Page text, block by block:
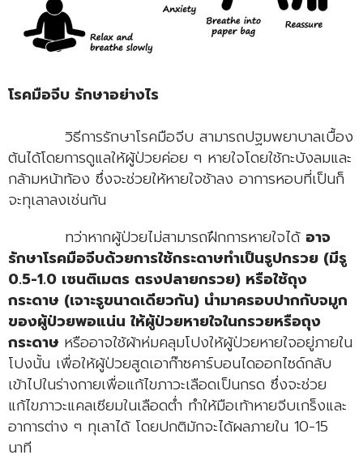
โรคมือจีบ รักษาอย่างไร
วิธีการรักษาโรคมือจีบ สามารถปฐมพยาบาลเบื้อง
ต้นได้โดยการดูแลให้ผู้ป่วยค่อย ๆ หายใจโดยใช้กะบังลมและ
กล้ามหน้าท้อง ซึ่งจะช่วยให้หายใจช้าลง อาการหอบที่เป็นก็
จะทุเลาลงเช่นกัน
ทว่าหากผู้ป่วยไม่สามารถฝึกการหายใจได้ อาจ
รักษาโรคมือจีบด้วยการใช้กระดาษทำเป็นรูปกรวย (มีรู
0.5-1.0 เซนติเมตร ตรงปลายกรวย) หรือใช้ถุง
กระดาษ (เจาะรูขนาดเดียวกัน) นำมาครอบปากกับจมูก
ของผู้ป่วยพอแน่น ให้ผู้ป่วยหายใจในกรวยหรือถุง
กระดาษ หรืออาจใช้ผ้าห่มคลุมโปงให้ผู้ป่วยหายใจอยู่ภายใน
โปงนั้น เพื่อให้ผู้ป่วยสูดเอาก๊าซคาร์บอนไดออกไซด์กลับ
เข้าไปในร่างกายเพื่อแก้ไขภาวะเลือดเป็นกรด ซึ่งจะช่วย
แก้ไขภาวะแคลเซียมในเลือดต่ำ ทำให้มือเท้าหายจีบเกร็งและ
อาการต่าง ๆ ทุเลาได้ โดยปกติมักจะได้ผลภายใน 10-15
นาที